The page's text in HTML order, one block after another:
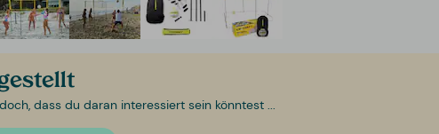
dass du daran interessiert sein könntest ...